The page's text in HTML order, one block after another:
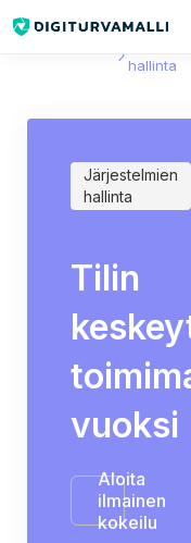
hallinta
Järjestelmien
hallinta
Tilin
vuoksi
Aloita
ilmainen
kokeilu